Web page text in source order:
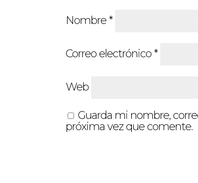
Nombre*
Correo electrónico*
Web
Guarda mi nombre,
próxima vez que comente.